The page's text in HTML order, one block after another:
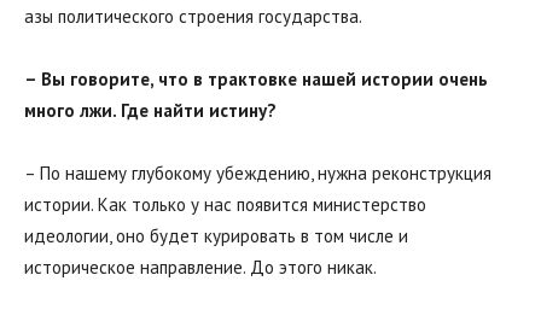
азы политического строения государства.
– Вы говорите, что в трактовке нашей истории очень
много лжи. Где найти истину?
– По нашему глубокому убеждению, нужна реконструкция
истории. Как только у нас появится министерство
идеологии, оно будет курировать в том числе и
историческое направление. До этого никак.